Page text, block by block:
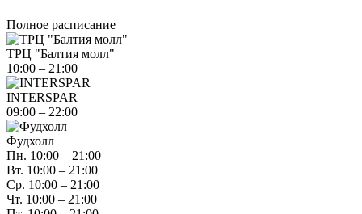
Полное расписание
ТРЦ "Балтия молл"
10:00 – 21:00
INTERSPAR
09:00 – 22:00
Фудхолл
Пн. 10:00 – 21:00
Вт. 10:00 – 21:00
Ср. 10:00 – 21:00
Чт. 10:00 – 21:00